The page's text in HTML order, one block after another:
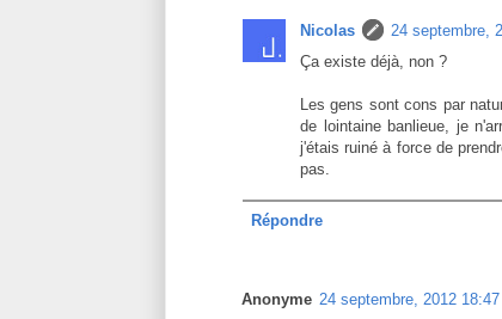
Nicolas
24 septembre,
Ça existe déjà, non ?
Les gens sont cons par
de lointaine banlieue, je
j'étais ruiné à force de
pas.
Répondre
Anonyme 24 septembre, 2012 18:47